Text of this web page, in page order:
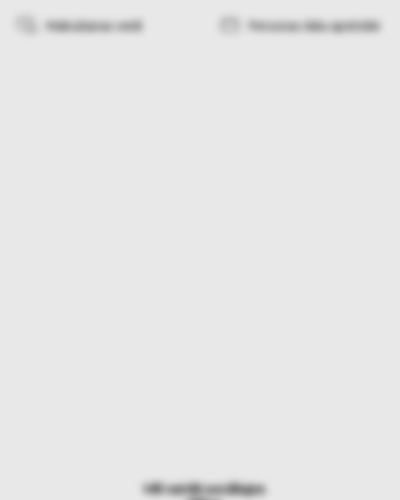
Maksāšanas veidi Personas datu apstrāde
Vēl vairāk sociālajos